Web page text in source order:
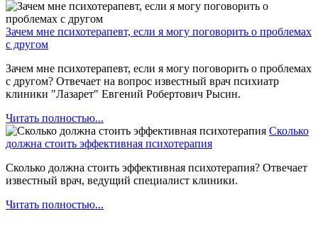
Зачем мне психотерапевт, если я могу поговорить о проблемах
с другом
Зачем мне психотерапевт, если я могу поговорить о проблемах
с другом? Отвечает на вопрос известный врач психиатр
клиники "Лазарет" Евгений Робертович Рысин.
Читать полностью...
Сколько
должна стоить эффективная психотерапия
Сколько должна стоить эффективная психотерапия? Отвечает
известный врач, ведущий специалист клиники.
Читать полностью...